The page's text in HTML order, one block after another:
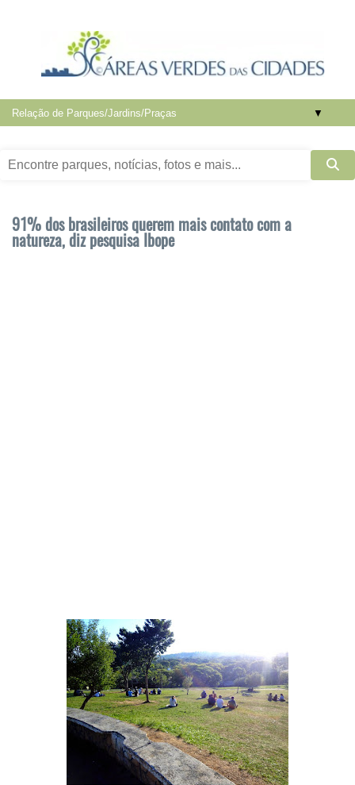
▼
91% dos brasileiros querem mais contato com a
natureza, diz pesquisa Ibope